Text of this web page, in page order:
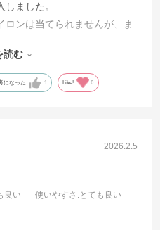
ました。
ンは当てられませんが、ま
ト確認もしながら作成できま
入して良かったです！！
読む
になった 1 Like! 0
2026.2.5
良い 使いやすさ :とても良い